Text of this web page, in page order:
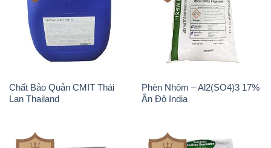
Chất Bảo Quản CMIT Thái
Lan Thailand
Phèn Nhôm – Al2(SO4)3 17%
Ấn Độ India